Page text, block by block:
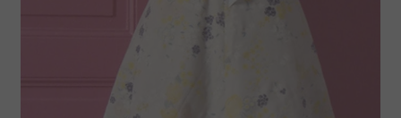
Nous contacter